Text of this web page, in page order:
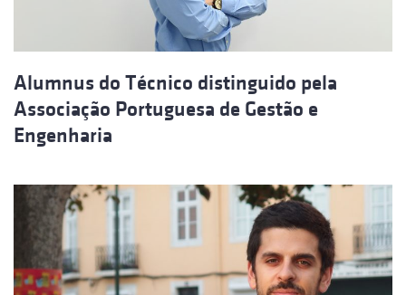
Alumnus do Técnico distinguido pela
Associação Portuguesa de Gestão e
Engenharia